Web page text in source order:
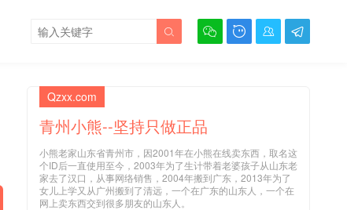
   

Qzxx.com
青州小熊--坚持只做正品
小熊老家山东省青州市，因2001年在小熊在线卖东西，取名这
个ID后一直使用至今，2003年为了生计带着老婆孩子从山东老
家去了汉口，从事网络销售，2004年搬到广东，2013年为了
女儿上学又从广州搬到了清远，一个在广东的山东人，一个在
网上卖东西交到很多朋友的山东人。